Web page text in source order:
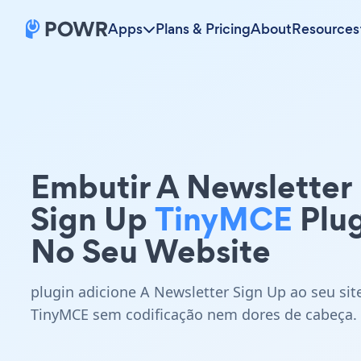
Apps Plans & PricingAboutResources
Embutir A Newsletter
Sign UpTinyMCE
No Seu Website
plugin adicione A Newsletter Sign Up ao seu
TinyMCE sem codificação nem dores de cabeça.